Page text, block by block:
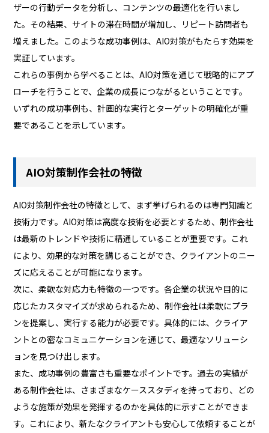
ザーの行動データを分析し、コンテンツの最適化を行いまし
た。その結果、サイトの滞在時間が増加し、リピート訪問者も
増えました。このような成功事例は、AIO対策がもたらす効果を
実証しています。
これらの事例から学べることは、AIO対策を通じて戦略的にアプ
ローチを行うことで、企業の成長につながるということです。
いずれの成功事例も、計画的な実行とターゲットの明確化が重
要であることを示しています。
AIO対策制作会社の特徴
AIO対策制作会社の特徴として、まず挙げられるのは専門知識と
技術力です。AIO対策は高度な技術を必要とするため、制作会社
は最新のトレンドや技術に精通していることが重要です。これ
により、効果的な対策を講じることができ、クライアントのニー
ズに応えることが可能になります。
次に、柔軟な対応力も特徴の一つです。各企業の状況や目的に
応じたカスタマイズが求められるため、制作会社は柔軟にプラ
ンを提案し、実行する能力が必要です。具体的には、クライア
ントとの密なコミュニケーションを通じて、最適なソリューシ
ョンを見つけ出します。
また、成功事例の豊富さも重要なポイントです。過去の実績が
ある制作会社は、さまざまなケーススタディを持っており、どの
ような施策が効果を発揮するのかを具体的に示すことができま
す。これにより、新たなクライアントも安心して依頼することが